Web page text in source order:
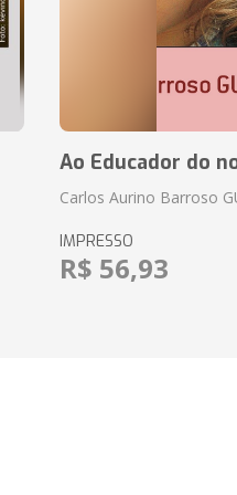
Ao Educador do
Carlos Aurino Barroso
IMPRESSO
R$ 56,93